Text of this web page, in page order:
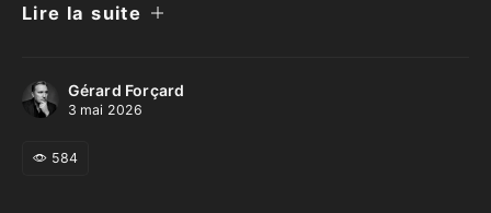
Lire la suite
Gérard Forçard
3 mai 2026
584